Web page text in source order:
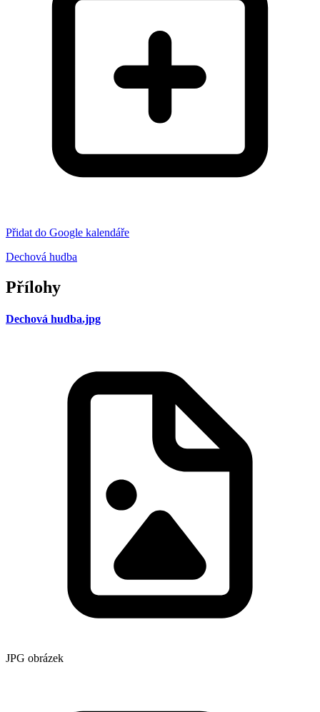
Přidat do Google kalendáře
Dechová hudba
Přílohy
Dechová hudba.jpg
JPG obrázek